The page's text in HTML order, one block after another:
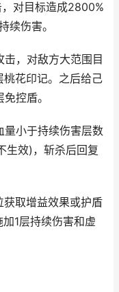
对目标造成2800%
续伤害。
，对敌方大范围目
花印记。之后给己
控盾。
小于持续伤害层数
生效)，斩杀后回复
取增益效果或护盾
1层持续伤害和虚